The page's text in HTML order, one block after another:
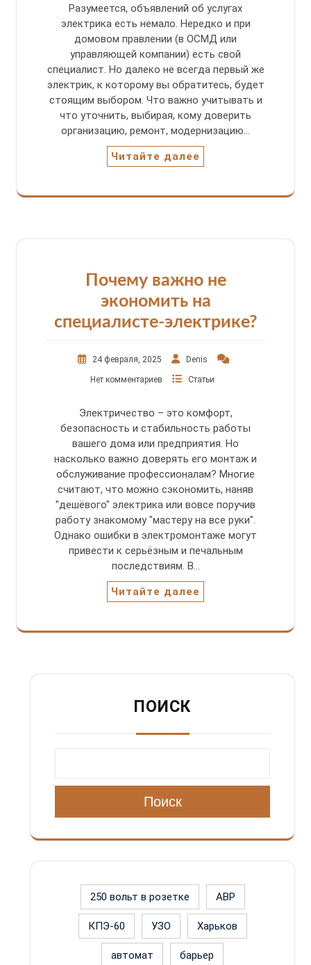
Разумеется, объявлений об услугах
электрика есть немало. Нередко и при
домовом правлении (в ОСМД или
управляющей компании) есть свой
специалист. Но далеко не всегда первый же
электрик, к которому вы обратитесь, будет
стоящим выбором. Что важно учитывать и
что уточнить, выбирая, кому доверить
организацию, ремонт, модернизацию…
Читайте далее
Почему важно не
экономить на
специалисте-электрике?
24 февраля, 2025 Denis
Нет комментариев Статьи
Электричество – это комфорт,
безопасность и стабильность работы
вашего дома или предприятия. Но
насколько важно доверять его монтаж и
обслуживание профессионалам? Многие
считают, что можно сэкономить, наняв
"дешёвого" электрика или вовсе поручив
работу знакомому "мастеру на все руки".
Однако ошибки в электромонтаже могут
привести к серьёзным и печальным
последствиям. В…
Читайте далее
ПОИСК
Поиск
250 вольт в розетке АВР
КПЭ-60 УЗО Харьков
автомат барьер